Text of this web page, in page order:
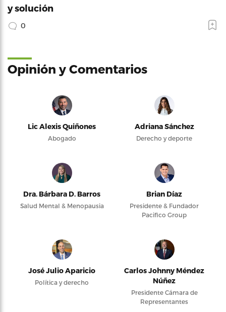
y solución
0
Opinión y Comentarios
Lic Alexis Quiñones
Abogado
Adriana Sánchez
Derecho y deporte
Dra. Bárbara D. Barros
Salud Mental & Menopausia
Brian Díaz
Presidente & Fundador
Pacifico Group
José Julio Aparicio
Política y derecho
Carlos Johnny Méndez
Núñez
Presidente Cámara de
Representantes